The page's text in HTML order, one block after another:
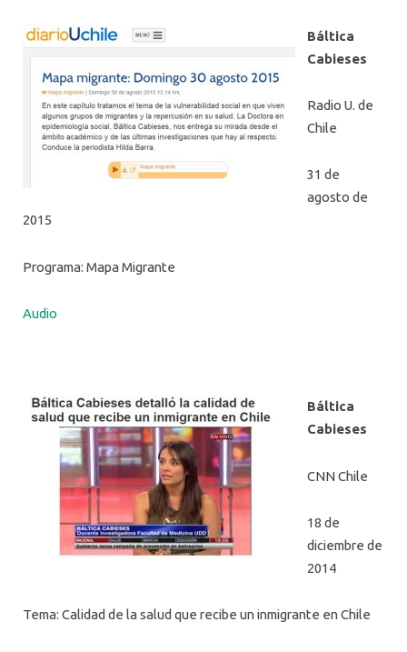
Báltica
Cabieses
Radio U. de
Chile
31 de
agosto de
2015
Programa: Mapa Migrante
Audio
Báltica
Cabieses
CNN Chile
18 de
diciembre de
2014
Tema: Calidad de la salud que recibe un inmigrante en Chile